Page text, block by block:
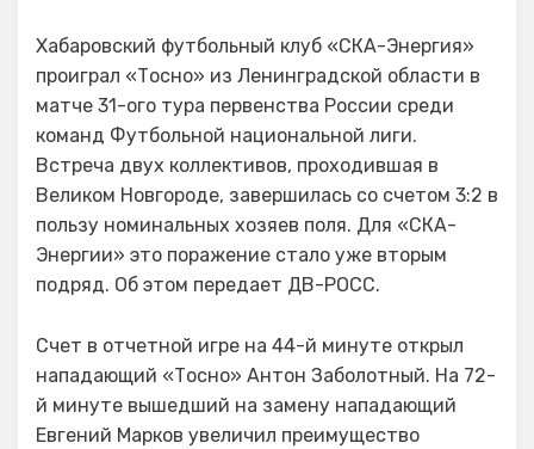
Хабаровский футбольный клуб «СКА-Энергия»
проиграл «Тосно» из Ленинградской области в
матче 31-ого тура первенства России среди
команд Футбольной национальной лиги.
Встреча двух коллективов, проходившая в
Великом Новгороде, завершилась со счетом 3:2 в
пользу номинальных хозяев поля. Для «СКА-
Энергии» это поражение стало уже вторым
подряд. Об этом передает ДВ-РОСС.
Счет в отчетной игре на 44-й минуте открыл
нападающий «Тосно» Антон Заболотный. На 72-
й минуте вышедший на замену нападающий
Евгений Марков увеличил преимущество